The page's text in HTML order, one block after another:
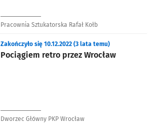
Pracownia Sztukatorska Rafał Kołb
Pociągiem retro przez Wrocław
Zakończyło się 10.12.2022 (3 lata temu)
Dworzec Główny PKP Wrocław